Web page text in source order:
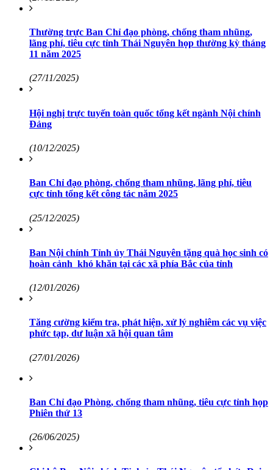
Thường trực Ban Chỉ đạo phòng, chống tham nhũng,
lãng phí, tiêu cực tỉnh Thái Nguyên họp thường kỳ tháng
11 năm 2025
(27/11/2025)
Hội nghị trực tuyến toàn quốc tổng kết ngành Nội chính
Đảng
(10/12/2025)
Ban Chỉ đạo phòng, chống tham nhũng, lãng phí, tiêu
cực tỉnh tổng kết công tác năm 2025
(25/12/2025)
Ban Nội chính Tỉnh ủy Thái Nguyên tặng quà học sinh có
hoàn cảnh khó khăn tại các xã phía Bắc của tỉnh
(12/01/2026)
Tăng cường kiểm tra, phát hiện, xử lý nghiêm các vụ việc
phức tạp, dư luận xã hội quan tâm
(27/01/2026)
Ban Chỉ đạo Phòng, chống tham nhũng, tiêu cực tỉnh họp
Phiên thứ 13
(26/06/2025)